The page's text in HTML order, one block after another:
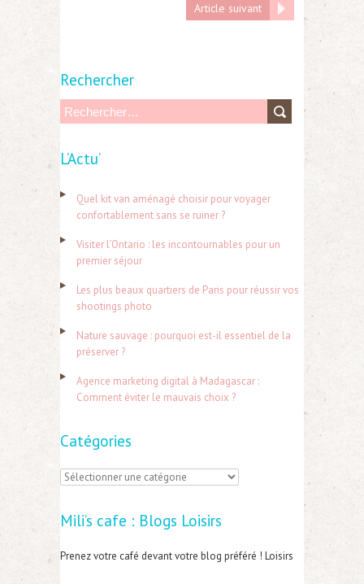
Article suivant
Rechercher
h
r
:
L’Actu’
Quel kit van aménagé choisir pour voyager
confortablement sans se ruiner ?
Visiter l’Ontario : les incontournables pour un
premier séjour
Les plus beaux quartiers de Paris pour réussir vos
shootings photo
Nature sauvage : pourquoi est-il essentiel de la
préserver ?
Agence marketing digital à Madagascar :
Comment éviter le mauvais choix ?
Catégories
C
t
é
Mili’s cafe : Blogs Loisirs
Prenez votre café devant votre blog préféré ! Loisirs